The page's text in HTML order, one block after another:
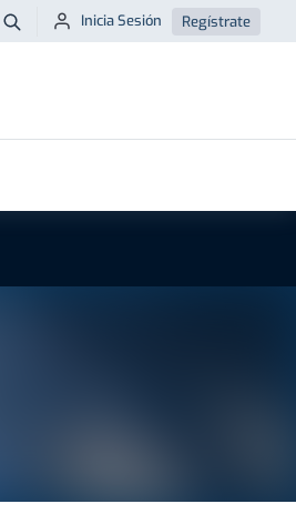
Buscar
Inicia Sesión Regístrate